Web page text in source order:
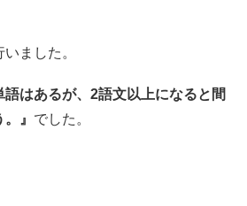
いました。
語はあるが、2語文以上になると間
』 でした。